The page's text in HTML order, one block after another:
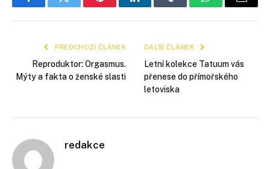
FacebookTwitter PinterestLinkedInTumblr WhatsApp
E-
PŘEDCHOZÍ ČLÁNEK
Reproduktor: Orgasmus.
Mýty a fakta o ženské slasti
DALŠÍ ČLÁNEK
Letní kolekce Tatuum vás
přenese do přímořského
letoviska
redakce